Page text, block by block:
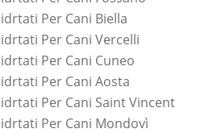
Per Cani Biella
Per Cani Vercelli
Per Cani Cuneo
Per Cani Aosta
Per Cani Saint Vincent
Per Cani Mondovì